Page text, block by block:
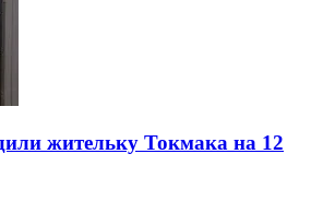
жительку Токмака на 12